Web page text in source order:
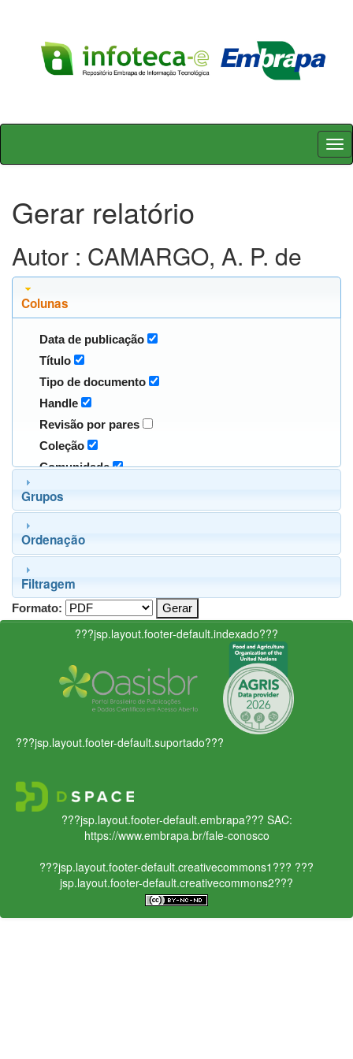
Skip
Gerar relatório
Autor : CAMARGO, A. P. de
Colunas
Data de publicação
Título
Tipo de documento
Handle
Revisão por pares
Coleção
Comunidade
Grupos
Ordenação
Filtragem
Formato:
???jsp.layout.footer-default.indexado???
???jsp.layout.footer-default.suportado???
???jsp.layout.footer-default.embrapa??? SAC:
https://www.embrapa.br/fale-conosco
???jsp.layout.footer-default.creativecommons1??? ???
jsp.layout.footer-default.creativecommons2???